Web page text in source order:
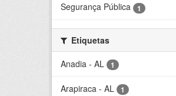
Segurança Pública 1
Etiquetas
Anadia - AL
1
Arapiraca - AL 1